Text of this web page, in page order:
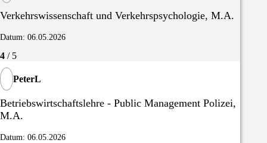
Verkehrswissenschaft und Verkehrspsychologie, M.A.
Datum: 06.05.2026
4 / 5
PeterL
Betriebswirtschaftslehre - Public Management Polizei,
M.A.
Datum: 06.05.2026